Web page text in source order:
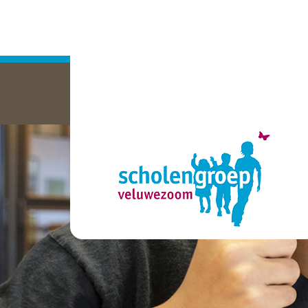
wij zijn
scholen
organisatie
werken bij ons